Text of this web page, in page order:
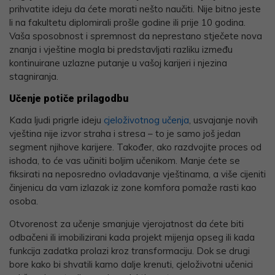
prihvatite ideju da ćete morati nešto naučiti. Nije bitno jeste
li na fakultetu diplomirali prošle godine ili prije 10 godina.
Vaša sposobnost i spremnost da neprestano stječete nova
znanja i vještine mogla bi predstavljati razliku između
kontinuirane uzlazne putanje u vašoj karijeri i njezina
stagniranja.
Učenje potiče prilagodbu
Kada ljudi prigrle ideju cjeloživotnog učenja, usvajanje novih
vještina nije izvor straha i stresa – to je samo još jedan
segment njihove karijere. Također, ako razdvojite proces od
ishoda, to će vas učiniti boljim učenikom. Manje ćete se
fiksirati na neposredno ovladavanje vještinama, a više cijeniti
činjenicu da vam izlazak iz zone komfora pomaže rasti kao
osoba.
Otvorenost za učenje smanjuje vjerojatnost da ćete biti
odbačeni ili imobilizirani kada projekt mijenja opseg ili kada
funkcija zadatka prolazi kroz transformaciju. Dok se drugi
bore kako bi shvatili kamo dalje krenuti, cjeloživotni učenici